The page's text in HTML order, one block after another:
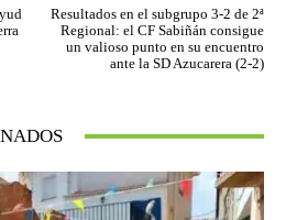
Resultados en el subgrupo 3-2 de 2ª
Regional: el CF Sabiñán consigue
un valioso punto en su encuentro
ante la SD Azucarera (2-2)